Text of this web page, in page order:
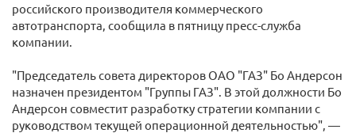
российского производителя коммерческого
автотранспорта, сообщила в пятницу пресс-служба
компании.
"Председатель совета директоров ОАО "ГАЗ" Бо Андерсон
назначен президентом "Группы ГАЗ". В этой должности Бо
Андерсон совместит разработку стратегии компании с
руководством текущей операционной деятельностью", —